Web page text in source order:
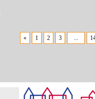
« 1 2 3 ...